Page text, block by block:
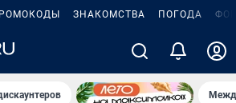
ЗНАКОМСТВА ПОГОДА